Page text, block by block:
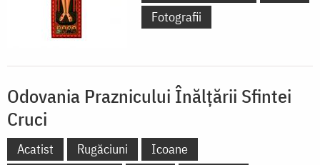
Fotografii
Odovania Praznicului Înălţării Sfintei
Cruci
Acatist Rugăciuni
Icoane